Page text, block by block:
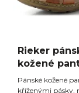
Rieker
kožené
Pánské kožené
kříženými pásky,